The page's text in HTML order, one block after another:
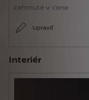
zahrnuté v cene
Upraviť
Interiér